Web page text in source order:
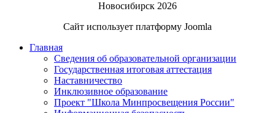
Новосибирск 2026
Сайт использует платформу Joomla
Главная
Сведения об образовательной организации
Государственная итоговая аттестация
Наставничество
Инклюзивное образование
Проект "Школа Минпросвещения России"